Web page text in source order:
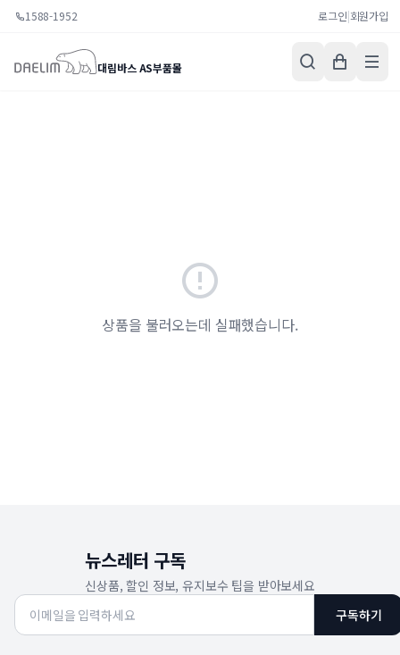
1588-1952 로그인|회원가입
대림바스 AS부품몰
상품을 불러오는데 실패했습니다.
뉴스레터 구독
신상품, 할인 정보, 유지보수 팁을 받아보세요
구독하기